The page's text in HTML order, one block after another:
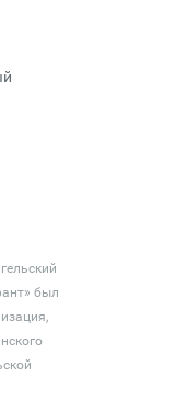
был